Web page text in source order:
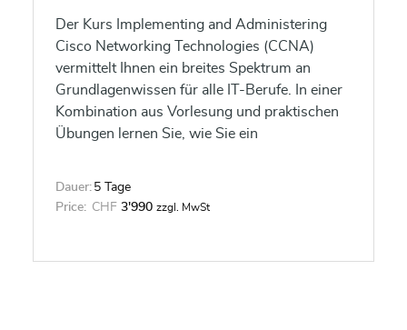
Der Kurs Implementing and Administering
Cisco Networking Technologies (CCNA)
vermittelt Ihnen ein breites Spektrum an
Grundlagenwissen für alle IT-Berufe. In einer
Kombination aus Vorlesung und praktischen
Übungen lernen Sie, wie Sie ein
überprüfen. Der Kurs behandelt die
Verwalten von Netzwerkgeräten und
Dauer: 5 Tage
Price: CHF 3'990 zzgl. MwSt